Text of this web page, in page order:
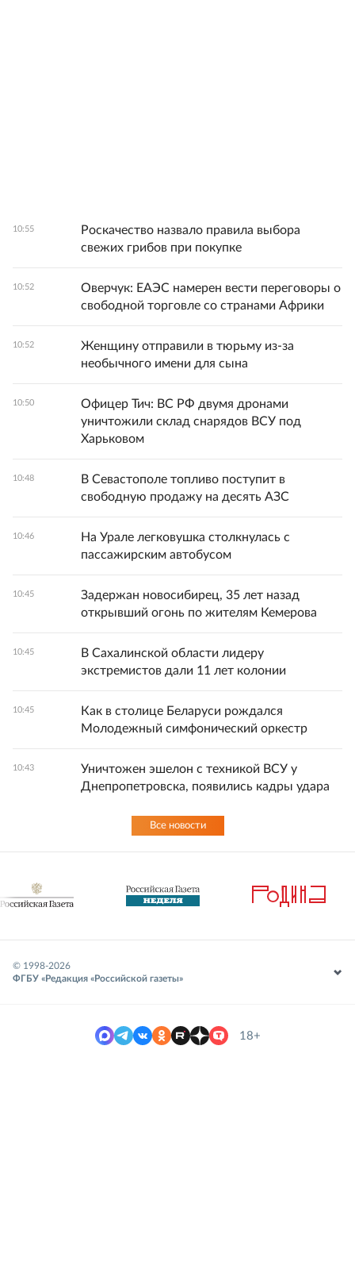
10:55
Роскачество назвало правила выбора
свежих грибов при покупке
10:52
Оверчук: ЕАЭС намерен вести переговоры о
свободной торговле со странами Африки
10:52
Женщину отправили в тюрьму из-за
необычного имени для сына
10:50
Офицер Тич: ВС РФ двумя дронами
уничтожили склад снарядов ВСУ под
Харьковом
10:48
В Севастополе топливо поступит в
свободную продажу на десять АЗС
10:46
На Урале легковушка столкнулась с
пассажирским автобусом
10:45
Задержан новосибирец, 35 лет назад
открывший огонь по жителям Кемерова
10:45
В Сахалинской области лидеру
экстремистов дали 11 лет колонии
10:45
Как в столице Беларуси рождался
Молодежный симфонический оркестр
10:43
Уничтожен эшелон с техникой ВСУ у
Днепропетровска, появились кадры удара
Все новости
© 1998-2026
ФГБУ «Редакция «Российской газеты»
18+